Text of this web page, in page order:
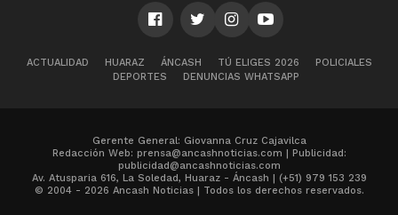
ACTUALIDAD HUARAZ ÁNCASH TÚ ELIGES 2026
POLICIALES
DEPORTES
DENUNCIAS WHATSAPP
Gerente General: Giovanna Cruz Cajavilca
Redacción Web: prensa@ancashnoticias.com | Publicidad:
publicidad@ancashnoticias.com
Av. Atusparia 616, La Soledad, Huaraz - Áncash | (+51) 979 153 239
© 2004 - 2026 Ancash Noticias | Todos los derechos reservados.